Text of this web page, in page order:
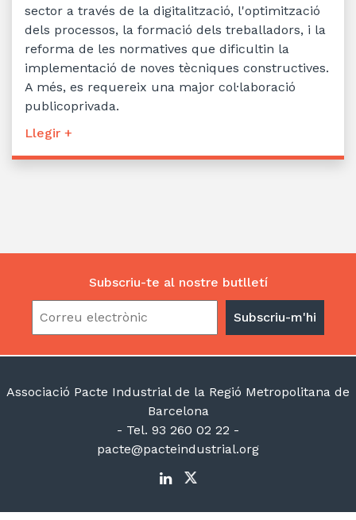
sector a través de la digitalització, l'optimització
dels processos, la formació dels treballadors, i la
reforma de les normatives que dificultin la
implementació de noves tècniques constructives.
A més, es requereix una major col·laboració
publicoprivada.
Llegir +
Subscriu-te al nostre butlletí
Associació Pacte Industrial de la Regió Metropolitana de
Barcelona
- Tel. 93 260 02 22 -
pacte@pacteindustrial.org